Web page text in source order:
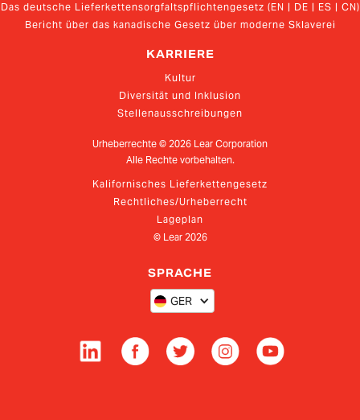
Das deutsche Lieferkettensorgfaltspflichtengesetz (EN | DE | ES | CN)
Bericht über das kanadische Gesetz über moderne Sklaverei
KARRIERE
Kultur
Diversität und Inklusion
Stellenausschreibungen
Urheberrechte © 2026 Lear Corporation
Alle Rechte vorbehalten.
Kalifornisches Lieferkettengesetz
Rechtliches/Urheberrecht
Lageplan
© Lear 2026
SPRACHE
GER